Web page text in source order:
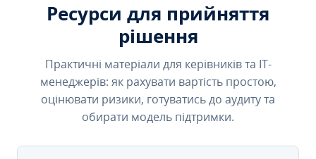
Ресурси для прийняття
рішення
Практичні матеріали для керівників та IT-
менеджерів: як рахувати вартість простою,
оцінювати ризики, готуватись до аудиту та
обирати модель підтримки.